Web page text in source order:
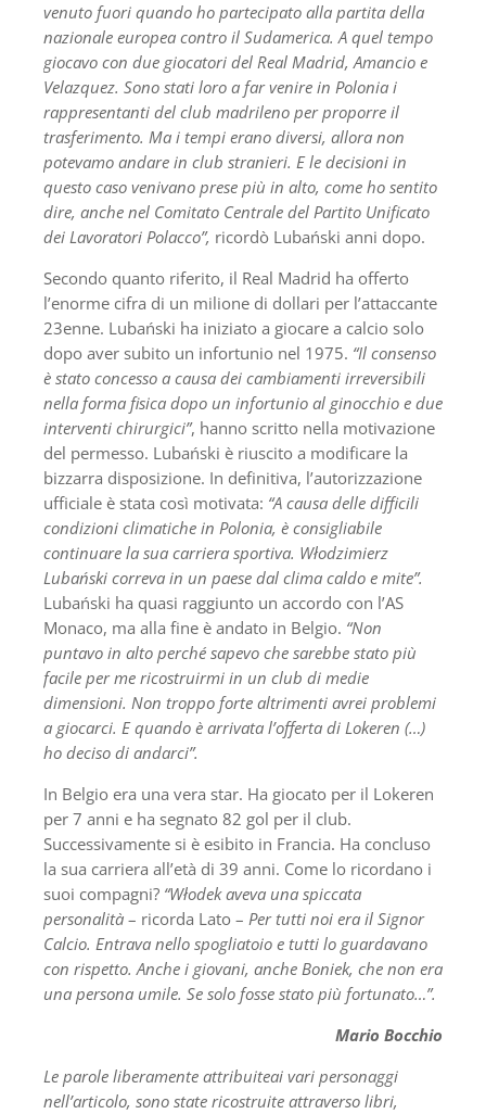
venuto fuori quando ho partecipato alla partita della
nazionale europea contro il Sudamerica. A quel tempo
giocavo con due giocatori del Real Madrid, Amancio e
Velazquez. Sono stati loro a far venire in Polonia i
rappresentanti del club madrileno per proporre il
trasferimento. Ma i tempi erano diversi, allora non
potevamo andare in club stranieri. E le decisioni in
questo caso venivano prese più in alto, come ho sentito
dire, anche nel Comitato Centrale del Partito Unificato
dei Lavoratori Polacco”, ricordò Lubański anni dopo.
Secondo quanto riferito, il Real Madrid ha offerto
l’enorme cifra di un milione di dollari per l’attaccante
23enne. Lubański ha iniziato a giocare a calcio solo
dopo aver subito un infortunio nel 1975. “Il consenso
è stato concesso a causa dei cambiamenti irreversibili
nella forma fisica dopo un infortunio al ginocchio e due
interventi chirurgici”, hanno scritto nella motivazione
del permesso. Lubański è riuscito a modificare la
bizzarra disposizione. In definitiva, l’autorizzazione
ufficiale è stata così motivata: “A causa delle difficili
condizioni climatiche in Polonia, è consigliabile
continuare la sua carriera sportiva. Włodzimierz
Lubański correva in un paese dal clima caldo e mite”.
Lubański ha quasi raggiunto un accordo con l’AS
Monaco, ma alla fine è andato in Belgio. “Non
puntavo in alto perché sapevo che sarebbe stato più
facile per me ricostruirmi in un club di medie
dimensioni. Non troppo forte altrimenti avrei problemi
a giocarci. E quando è arrivata l’offerta di Lokeren (…)
ho deciso di andarci”.
In Belgio era una vera star. Ha giocato per il Lokeren
per 7 anni e ha segnato 82 gol per il club.
Successivamente si è esibito in Francia. Ha concluso
la sua carriera all’età di 39 anni. Come lo ricordano i
suoi compagni? “Włodek aveva una spiccata
personalità – ricorda Lato – Per tutti noi era il Signor
Calcio. Entrava nello spogliatoio e tutti lo guardavano
con rispetto. Anche i giovani, anche Boniek, che non era
una persona umile. Se solo fosse stato più fortunato…”.
Mario Bocchio
Le parole liberamente attribuiteai vari personaggi
nell’articolo, sono state ricostruite attraverso libri,